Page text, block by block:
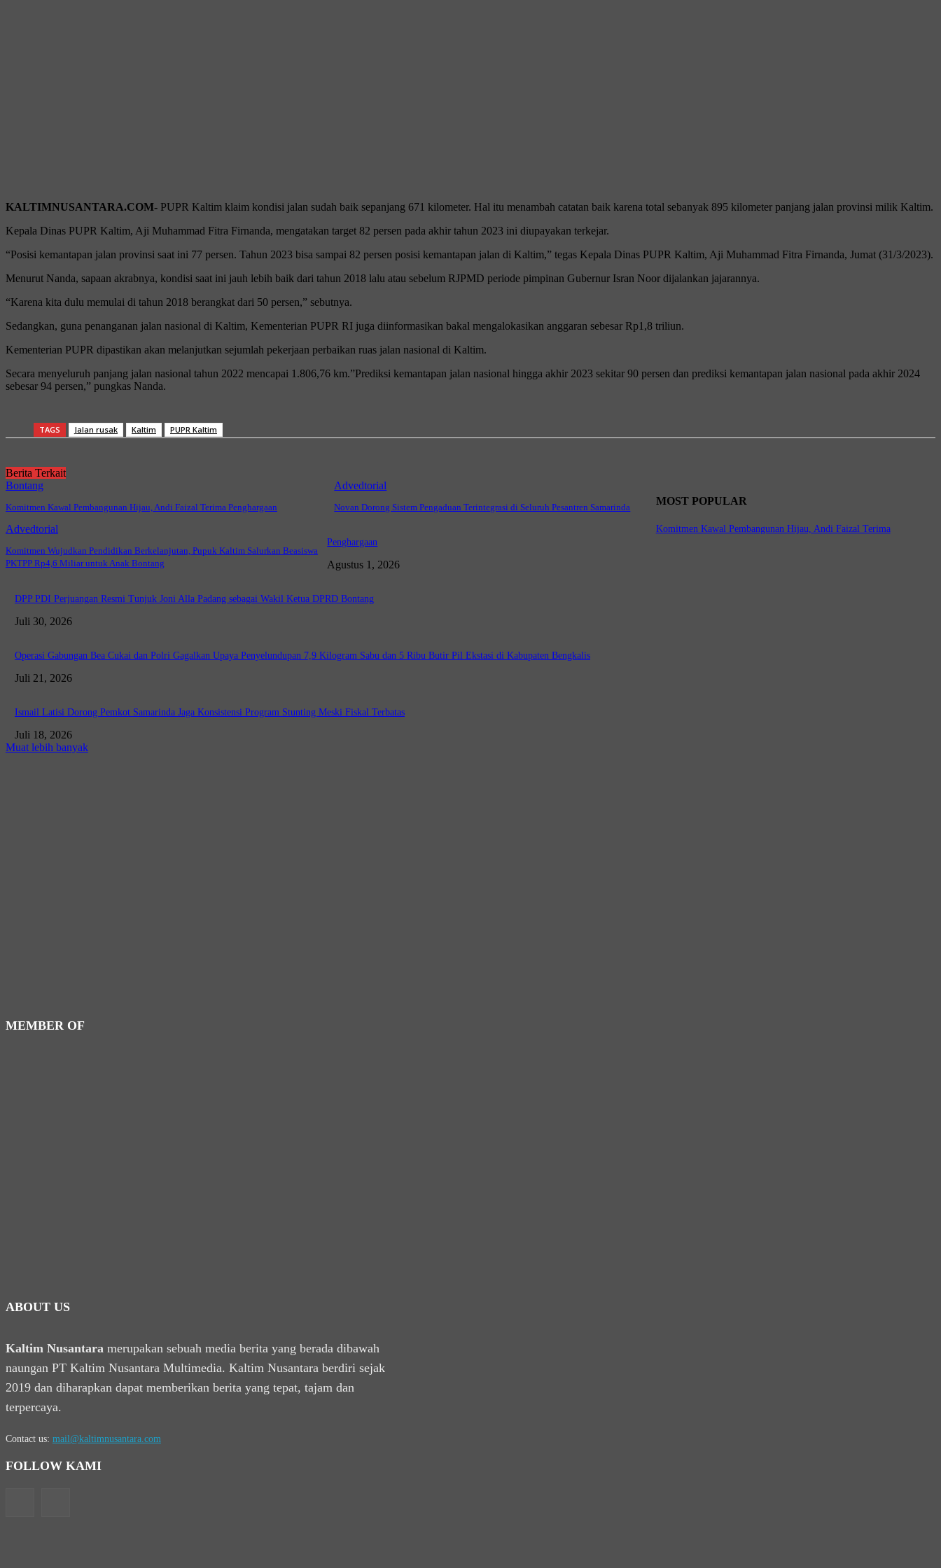
KALTIMNUSANTARA.COM- PUPR Kaltim klaim kondisi jalan sudah baik sepanjang 671 kilometer. Hal itu menambah catatan baik karena total sebanyak 895 kilometer panjang jalan provinsi milik Kaltim.
Kepala Dinas PUPR Kaltim, Aji Muhammad Fitra Firnanda, mengatakan target 82 persen pada akhir tahun 2023 ini diupayakan terkejar.
“Posisi kemantapan jalan provinsi saat ini 77 persen. Tahun 2023 bisa sampai 82 persen posisi kemantapan jalan di Kaltim,” tegas Kepala Dinas PUPR Kaltim, Aji Muhammad Fitra Firnanda, Jumat (31/3/2023).
Menurut Nanda, sapaan akrabnya, kondisi saat ini jauh lebih baik dari tahun 2018 lalu atau sebelum RJPMD periode pimpinan Gubernur Isran Noor dijalankan jajarannya.
“Karena kita dulu memulai di tahun 2018 berangkat dari 50 persen,” sebutnya.
Sedangkan, guna penanganan jalan nasional di Kaltim, Kementerian PUPR RI juga diinformasikan bakal mengalokasikan anggaran sebesar Rp1,8 triliun.
Kementerian PUPR dipastikan akan melanjutkan sejumlah pekerjaan perbaikan ruas jalan nasional di Kaltim.
Secara menyeluruh panjang jalan nasional tahun 2022 mencapai 1.806,76 km.”Prediksi kemantapan jalan nasional hingga akhir 2023 sekitar 90 persen dan prediksi kemantapan jalan nasional pada akhir 2024
sebesar 94 persen,” pungkas Nanda.
TAGS Jalan rusak Kaltim PUPR Kaltim
Berita Terkait
Bontang
Komitmen Kawal Pembangunan Hijau, Andi Faizal Terima Penghargaan
Advedtorial
Novan Dorong Sistem Pengaduan Terintegrasi di Seluruh Pesantren Samarinda
Advedtorial
Komitmen Wujudkan Pendidikan Berkelanjutan, Pupuk Kaltim Salurkan Beasiswa
PKTPP Rp4,6 Miliar untuk Anak Bontang
MOST POPULAR
Komitmen Kawal Pembangunan Hijau, Andi Faizal Terima
Penghargaan
Agustus 1, 2026
DPP PDI Perjuangan Resmi Tunjuk Joni Alla Padang sebagai Wakil Ketua DPRD Bontang
Juli 30, 2026
Operasi Gabungan Bea Cukai dan Polri Gagalkan Upaya Penyelundupan 7,9 Kilogram Sabu dan 5 Ribu Butir Pil Ekstasi di Kabupaten Bengkalis
Juli 21, 2026
Ismail Latisi Dorong Pemkot Samarinda Jaga Konsistensi Program Stunting Meski Fiskal Terbatas
Juli 18, 2026
Muat lebih banyak
MEMBER OF
ABOUT US
Kaltim Nusantara merupakan sebuah media berita yang berada dibawah
naungan PT Kaltim Nusantara Multimedia. Kaltim Nusantara berdiri sejak
2019 dan diharapkan dapat memberikan berita yang tepat, tajam dan
terpercaya.
Contact us: mail@kaltimnusantara.com
FOLLOW KAMI